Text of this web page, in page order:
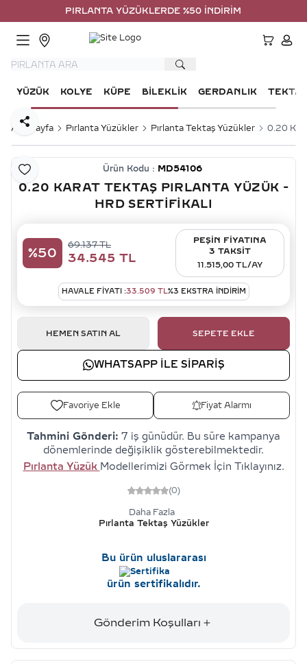
PIRLANTA YÜZÜKLERDE %50 İNDİRİM
YÜZÜK KOLYE KÜPE BILEKLIK GERDANLIK TEKTAŞ
Ana Sayfa Pırlanta Yüzükler Pırlanta Tektaş Yüzükler 0.20
Favoriye Ekle
Paylaş
Ürün Kodu : MD54106
0.20 KARAT TEKTAŞ PIRLANTA YÜZÜK -
HRD SERTIFIKALI
%50
69.137TL
34.545 TL
PEŞİN FİYATINA
3 TAKSİT
11.515,00 TL/AY
HAVALE FIYATI :33.509 TL%3 EKSTRA İNDİRİM
HEMEN SATIN AL SEPETE EKLE
WHATSAPP ILE SIPARIŞ
Favoriye Ekle Fiyat Alarmı
Tahmini Gönderi: 7 iş günüdür. Bu süre kampanya
dönemlerinde değişiklik gösterebilmektedir.
Pırlanta Yüzük Modellerimizi Görmek İçin Tıklayınız.
(0)
Daha Fazla
Pırlanta Tektaş Yüzükler
Bu ürün uluslararası
ürün sertifikalıdır.
Gönderim Koşulları